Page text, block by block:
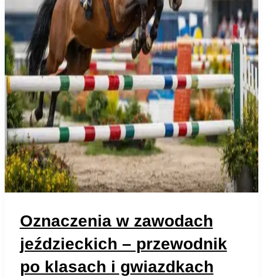
Oznaczenia w zawodach
jeździeckich – przewodnik
po klasach i gwiazdkach